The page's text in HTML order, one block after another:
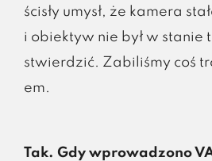
ścisły umysł, że kamera
i obiektyw nie był w stanie
stwierdzić. Zabiliśmy coś
em.
Tak. Gdy wprowadzono